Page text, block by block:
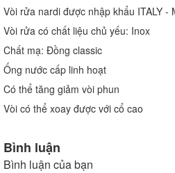
Vòi rửa nardi được nhập khẩu ITALY -
Vòi rửa có chất liệu chủ yếu: Inox
Chất mạ: Đồng classic
Ống nước cấp linh hoạt
Có thể tăng giảm vòi phun
Vòi có thể xoay được với cổ cao
Bình luận
Bình luận của bạn